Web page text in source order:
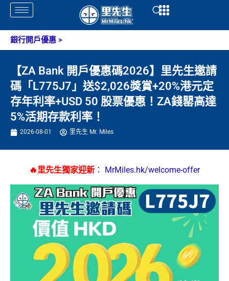
Skip
content
Open
銀行開戶優惠 >
【ZA Bank 開戶優惠碼2026】里先生邀請
碼「L775J7」送$2,026獎賞+20%港元定
存年利率+USD 50 股票優惠！ZA錢罌高達
5%活期存款利率！
2026-08-01 里先生 Mr. Miles
🔥里先生獨家迎新 ： MrMiles.hk/welcome-offer